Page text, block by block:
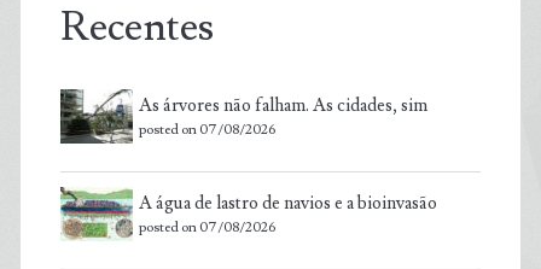
Recentes
As árvores não falham. As cidades, sim
posted on 07/08/2026
A água de lastro de navios e a bioinvasão
posted on 07/08/2026